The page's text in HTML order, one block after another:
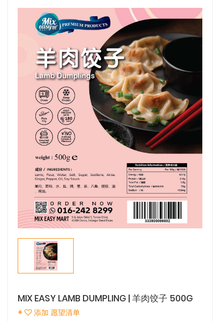
MIX EASY LAMB DUMPLING | 羊肉饺子 500G
+ 添加 愿望清单